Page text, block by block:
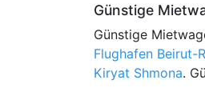
Günstige
Günstige
Flughafen Beirut-
Kiryat Shmona.